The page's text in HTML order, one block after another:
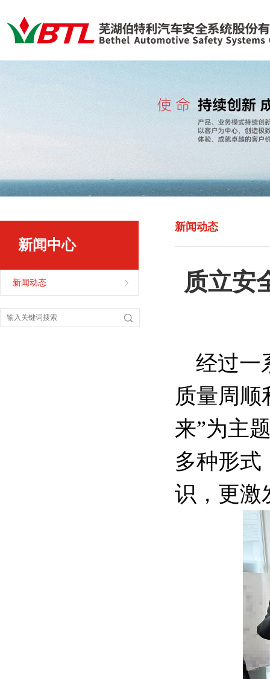
新闻中心
新闻动态
新闻动态
质立安
经过一
质量周顺
来”为主
多种形式
识，更激